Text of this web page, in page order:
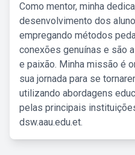
Como mentor, minha
desenvolvimento dos
empregando métodos
conexões genuínas e são
e paixão. Minha missão é
sua jornada para se
utilizando abordagens
pelas principais
dsw.aau.edu.et.